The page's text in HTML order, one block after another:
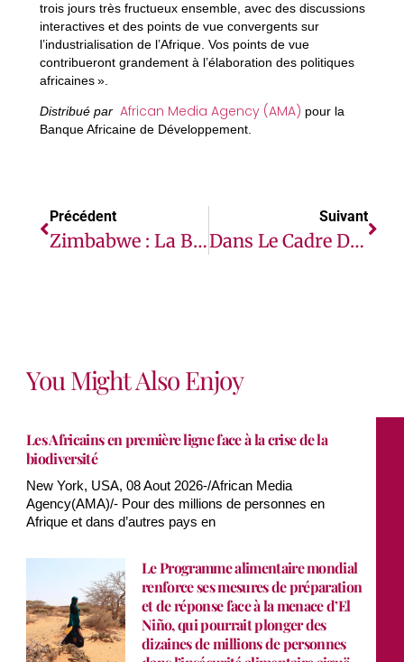
trois jours très fructueux ensemble, avec des discussions
interactives et des points de vue convergents sur
l’industrialisation de l’Afrique. Vos points de vue
contribueront grandement à l’élaboration des politiques
africaines ».
Distribué par African Media Agency (AMA) pour la
Banque Africaine de Développement.
Précédent
Zimbabwe : La Banque Africaine De Développement Accorde Une Facilité De Garantie Des Transactions De Financement Du Commerce De 15 Millions De Dollars À NMB Bank Afin De Soutenir Les PME Et Les Entreprises Locales
Suivant
Dans Le Cadre De Son Retrait Du Mali, La MINUSMA Ferme Son Camp À Sévaré, Dans La Région De Mopti
You Might Also Enjoy
Les Africains en première ligne face à la crise de la
biodiversité
New York, USA, 08 Aout 2026-/African Media
Agency(AMA)/- Pour des millions de personnes en
Afrique et dans d’autres pays en
Le Programme alimentaire mondial
renforce ses mesures de préparation
et de réponse face à la menace d’El
Niño, qui pourrait plonger des
dizaines de millions de personnes